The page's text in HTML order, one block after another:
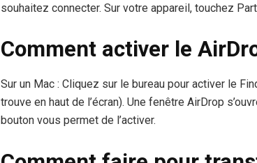
souhaitez connecter. Sur votre appareil, touchez
Comment activer le
Sur un Mac : Cliquez sur le bureau pour activer le
trouve en haut de l’écran). Une fenêtre AirDrop
bouton vous permet de l’activer.